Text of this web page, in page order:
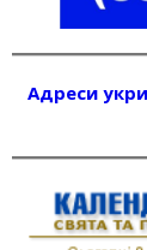
Адреси